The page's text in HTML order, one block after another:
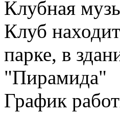
Клубная
Клуб
парке, в
"Пирамида"
График